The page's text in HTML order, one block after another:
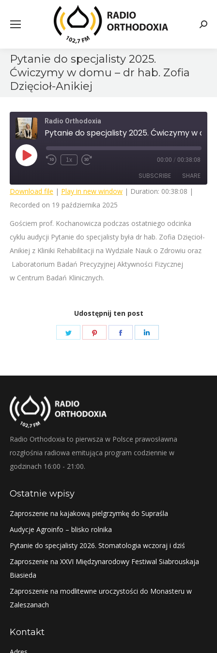
Pytanie do specjalisty 2025.
Ćwiczymy w domu – dr hab. Zofia
Dzięcioł-Anikiej
Radio Orthodoxia
Play
EpisodeRewind
1x
Fast
seconds
00:00 / 00:38:08
SUBSCRIBE SHARE
SHARE
LINK
Download file | Play in new window | Duration: 00:38:08 |
Recorded on 19 października 2025
Gościem prof. Kochanowicza podczas ostatniego odcinka
cyklu audycji Pytanie do specjalisty była dr hab. Zofia Dzięcioł-
Anikiej z Kliniki Rehabilitacji na Wydziale Nauk o Zdrowiu oraz
Laboratorium Badań Precyzyjnej Aktywności Fizycznej
w Centrum Badań Klinicznych.
Udostępnij ten post
Share
Share
Share
Radio Orthodoxia to pierwsza w Polsce prawosławna
rozgłośnia radiowa emitująca program codziennie w
godzinach 16:00 - 21:00.
Ostatnie wpisy
Zaproszenie na kajakową pielgrzymkę do Supraśla
Audycje Agroinfo – blisko rolnika
Pytanie do specjalisty 2026. Stomatologia wczoraj i dziś
Zaproszenie na XXVI Międzynarodowy Festiwal Siabrouskaja
Biasieda
Zaproszenie na modlitewne uroczystości do Monasteru w
Zaleszanach
Kontakt